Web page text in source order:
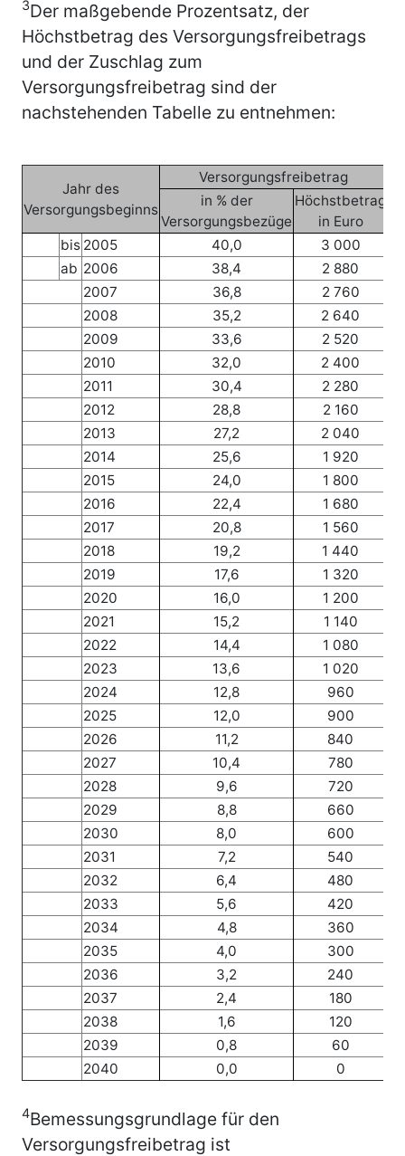
3Der maßgebende Prozentsatz, der
Höchstbetrag des Versorgungsfreibetrags
und der Zuschlag zum
Versorgungsfreibetrag sind der
nachstehenden Tabelle zu entnehmen:
Jahr des
Versorgungsbeginns
Versorgungsfreibetrag
in % der
Versorgungsbezüge
Höchstbetrag
in Euro
bis 2005 40,0
3 000
ab 2006 38,4
2 880
2007
36,8
2 760
2008
35,2
2 640
2009
33,6
2 520
2010
32,0
2 400
2011
30,4
2 280
2012
28,8
2 160
2013
27,2
2 040
2014
25,6
1 920
2015
24,0
1 800
2016
22,4
1 680
2017
20,8
1 560
2018
19,2
1 440
2019
17,6
1 320
2020
16,0
1 200
2021
15,2
1 140
2022
14,4
1 080
2023
13,6
1 020
2024
12,8
960
2025
12,0
900
2026
11,2
840
2027
10,4
780
2028
9,6
720
2029
8,8
660
2030
8,0
600
2031
7,2
540
2032
6,4
480
2033
5,6
420
2034
4,8
360
2035
4,0
300
2036
3,2
240
2037
2,4
180
2038
1,6
120
2039
0,8
60
2040
0,0 0
4Bemessungsgrundlage für den
Versorgungsfreibetrag ist